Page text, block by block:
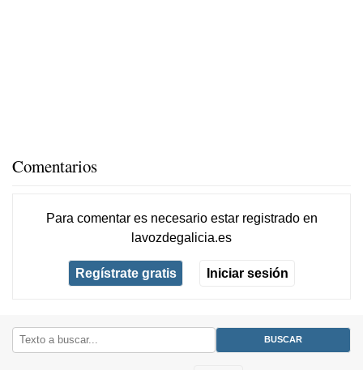
Comentarios
Para comentar es necesario estar registradoen
lavozdegalicia.es
Regístrate gratis Iniciar sesión